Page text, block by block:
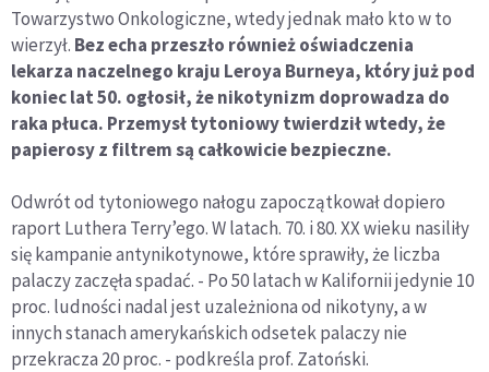
Towarzystwo Onkologiczne, wtedy jednak mało kto w to
wierzył. Bez echa przeszło również oświadczenia
lekarza naczelnego kraju Leroya Burneya, który już pod
koniec lat 50. ogłosił, że nikotynizm doprowadza do
raka płuca. Przemysł tytoniowy twierdził wtedy, że
papierosy z filtrem są całkowicie bezpieczne.
Odwrót od tytoniowego nałogu zapoczątkował dopiero
raport Luthera Terry’ego. W latach. 70. i 80. XX wieku nasiliły
się kampanie antynikotynowe, które sprawiły, że liczba
palaczy zaczęła spadać. - Po 50 latach w Kalifornii jedynie 10
proc. ludności nadal jest uzależniona od nikotyny, a w
innych stanach amerykańskich odsetek palaczy nie
przekracza 20 proc. - podkreśla prof. Zatoński.